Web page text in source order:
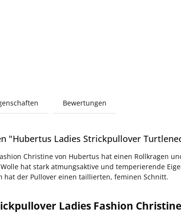
Bewertungen
"Hubertus Ladies Strickpullover
Christine von Hubertus hat einen Rollkragen
hat stark atmungsaktive und temperierende
hat der Pullover einen taillierten, feminen Schnitt.
Ladies Fashion